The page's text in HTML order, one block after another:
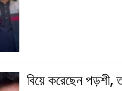
বিয়ে করেছেন পড়শী,